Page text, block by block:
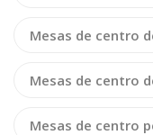
Mesas de centro
Mesas de centro
Mesas de centro